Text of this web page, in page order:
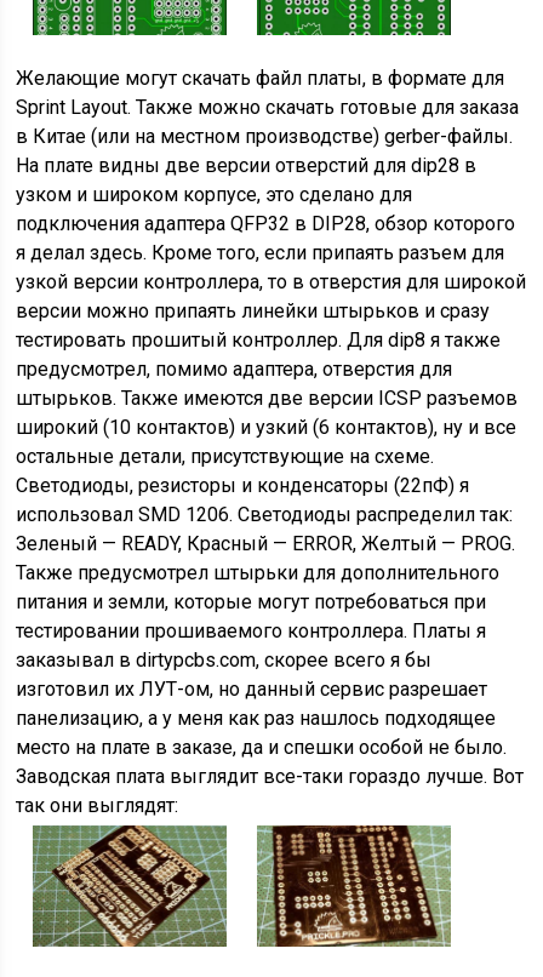
Желающие могут скачать файл платы, в формате для
Sprint Layout. Также можно скачать готовые для заказа
в Китае (или на местном производстве) gerber-файлы.
На плате видны две версии отверстий для dip28 в
узком и широком корпусе, это сделано для
подключения адаптера QFP32 в DIP28, обзор которого
я делал здесь. Кроме того, если припаять разъем для
узкой версии контроллера, то в отверстия для широкой
версии можно припаять линейки штырьков и сразу
тестировать прошитый контроллер. Для dip8 я также
предусмотрел, помимо адаптера, отверстия для
штырьков. Также имеются две версии ICSP разъемов
широкий (10 контактов) и узкий (6 контактов), ну и все
остальные детали, присутствующие на схеме.
Светодиоды, резисторы и конденсаторы (22пФ) я
использовал SMD 1206. Светодиоды распределил так:
Зеленый — READY, Красный — ERROR, Желтый — PROG.
Также предусмотрел штырьки для дополнительного
питания и земли, которые могут потребоваться при
тестировании прошиваемого контроллера. Платы я
заказывал в dirtypcbs.com, скорее всего я бы
изготовил их ЛУТ-ом, но данный сервис разрешает
панелизацию, а у меня как раз нашлось подходящее
место на плате в заказе, да и спешки особой не было.
Заводская плата выглядит все-таки гораздо лучше. Вот
так они выглядят: